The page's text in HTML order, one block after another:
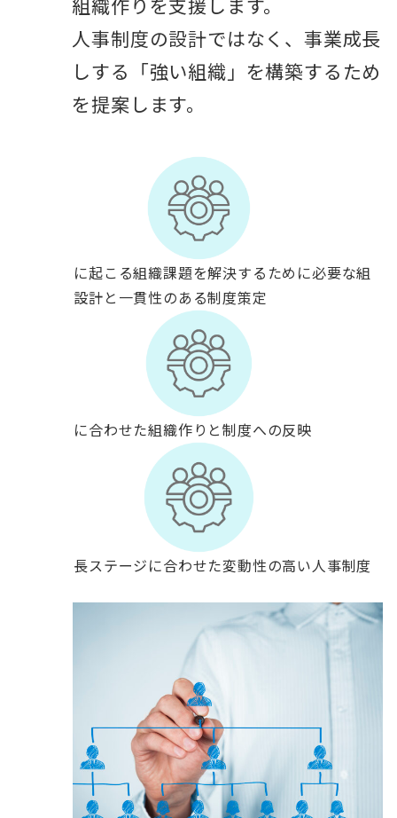
消する組織作りを支援します。
単なる人事制度の設計ではなく、事業成長
を後押しする「強い組織」を構築するため
の戦略を提案します。
成長企業に起こる組織課題を解決するために必要な組
織戦略の設計と一貫性のある制度策定
事業戦略に合わせた組織作りと制度への反映
企業の成長ステージに合わせた変動性の高い人事制度